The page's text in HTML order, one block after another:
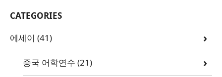
CATEGORIES
에세이 (41)
중국 어학연수 (21)